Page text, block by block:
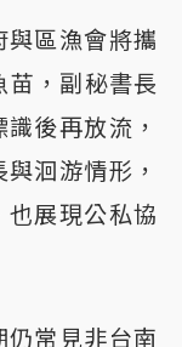
區漁會將攜
苗，副秘書長
後再放流，
洄游情形，
展現公私協
常見非台南